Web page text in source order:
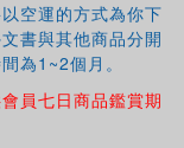
to urban
空運的方式為你下
書與其他商品分開
為1~2個月。
員七日商品鑑賞期